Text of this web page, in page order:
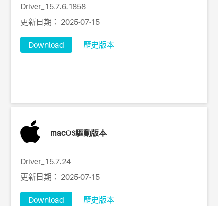
Driver_15.7.6.1858
更新日期： 2025-07-15
Download 歷史版本
macOS驅動版本
Driver_15.7.24
更新日期： 2025-07-15
Download 歷史版本